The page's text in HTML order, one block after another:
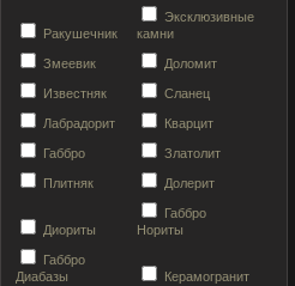
Ракушечник
Эксклюзивные
камни
Змеевик Доломит
Известняк Сланец
Лабрадорит Кварцит
Габбро Златолит
Плитняк Долерит
Диориты
Габбро
Нориты
Габбро
Диабазы
Керамогранит